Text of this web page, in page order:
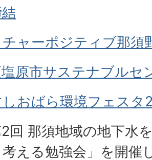
ャーポジティブ那須
原市サステナブルセ
おばら環境フェスタ
2回 那須地域の地下水
える勉強会」を開催